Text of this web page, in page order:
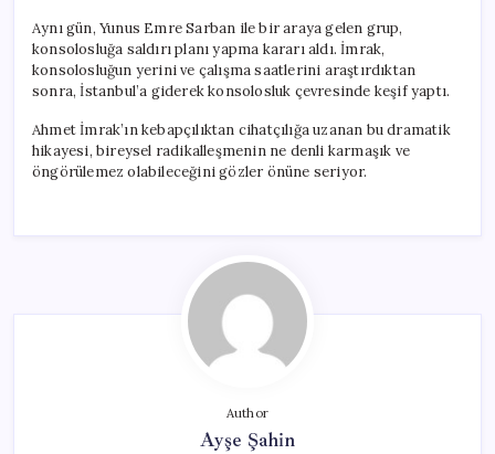
Aynı gün, Yunus Emre Sarban ile bir araya gelen grup,
konsolosluğa saldırı planı yapma kararı aldı. İmrak,
konsolosluğun yerini ve çalışma saatlerini araştırdıktan
sonra, İstanbul’a giderek konsolosluk çevresinde keşif yaptı.
Ahmet İmrak’ın kebapçılıktan cihatçılığa uzanan bu dramatik
hikayesi, bireysel radikalleşmenin ne denli karmaşık ve
öngörülemez olabileceğini gözler önüne seriyor.
Author
Ayşe Şahin